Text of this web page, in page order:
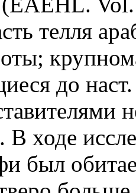
телля
до
ходе
был